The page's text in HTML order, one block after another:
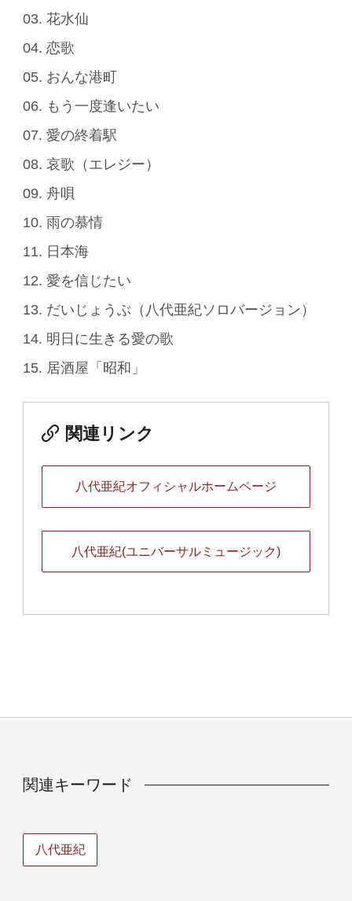
03. 花水仙
04. 恋歌
05. おんな港町
06. もう一度逢いたい
07. 愛の終着駅
08. 哀歌（エレジー）
09. 舟唄
10. 雨の慕情
11. 日本海
12. 愛を信じたい
13. だいじょうぶ（八代亜紀ソロバージョン）
14. 明日に生きる愛の歌
15. 居酒屋「昭和」
関連リンク
八代亜紀オフィシャルホームページ
八代亜紀(ユニバーサルミュージック)
関連キーワード
八代亜紀